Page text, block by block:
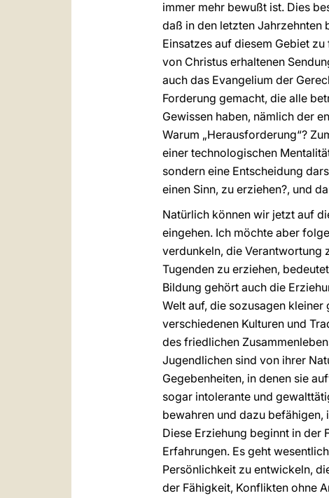
immer mehr bewußt ist. Dies
daß in den letzten Jahrzehnten
Einsatzes auf diesem Gebiet
von Christus erhaltenen
auch das Evangelium der
Forderung gemacht, die alle
Gewissen haben, nämlich der
Warum „Herausforderung“?
einer technologischen
sondern eine Entscheidung
einen Sinn, zu erziehen?, und
Natürlich können wir jetzt auf
eingehen. Ich möchte aber
verdunkeln, die Verantwortung
Tugenden zu erziehen,
Bildung gehört auch die
Welt auf, die sozusagen
verschiedenen Kulturen und
des friedlichen
Jugendlichen sind von ihrer
Gegebenheiten, in denen sie
sogar intolerante und
bewahren und dazu befähigen,
Diese Erziehung beginnt in der
Erfahrungen. Es geht
Persönlichkeit zu entwickeln,
der Fähigkeit, Konflikten ohne